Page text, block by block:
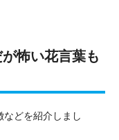
怖い花言葉も
どを紹介しまし